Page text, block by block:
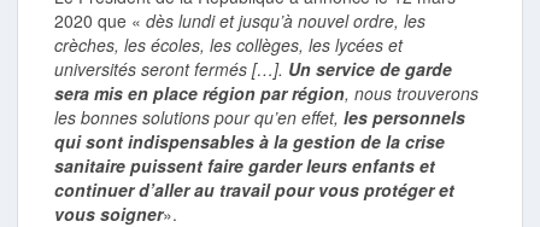
2020 que « dès lundi et jusqu’à nouvel ordre, les
crèches, les écoles, les collèges, les lycées et
universités seront fermés […]. Un service de garde
sera mis en place région par région, nous trouverons
les bonnes solutions pour qu’en effet,les personnels
qui sont indispensables à la gestion de la crise
sanitaire puissent faire garder leurs enfants et
continuer d’aller au travail pour vous protéger et
vous soigner».